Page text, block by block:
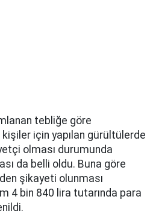
tebliğe göre
için yapılan gürültülerde
olması durumunda
da belli oldu. Buna göre
şikayeti olunması
4 bin 840 lira tutarında para